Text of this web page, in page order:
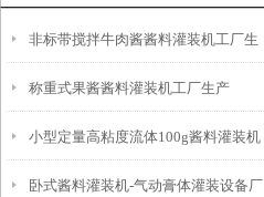
非标带搅拌牛肉酱酱料灌装机工厂生
产
称重式果酱酱料灌装机工厂生产
小型定量高粘度流体100g酱料灌装机
简介
卧式酱料灌装机-气动膏体灌装设备厂